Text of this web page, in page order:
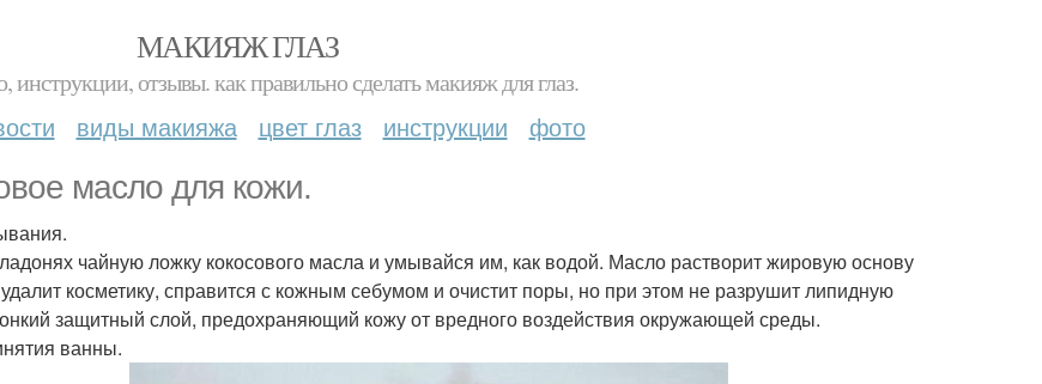
МАКИЯЖ ГЛАЗ
инструкции, отзывы. как правильно сделать макияж для глаз.
виды макияжа цвет глаз инструкции фото
масло для кожи.
чайную ложку кокосового масла и умывайся им, как водой. Масло растворит жировую основу
косметику, справится с кожным себумом и очистит поры, но при этом не разрушит липидную
защитный слой, предохраняющий кожу от вредного воздействия окружающей среды.
ванны.